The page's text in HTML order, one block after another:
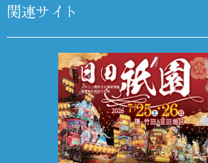
関連サイト